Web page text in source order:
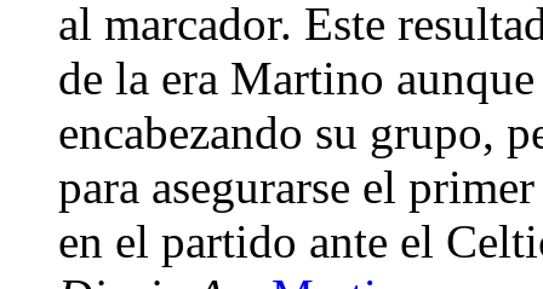
al marcador. Este
de la era Martino
encabezando su grupo,
para asegurarse el
en el partido ante el